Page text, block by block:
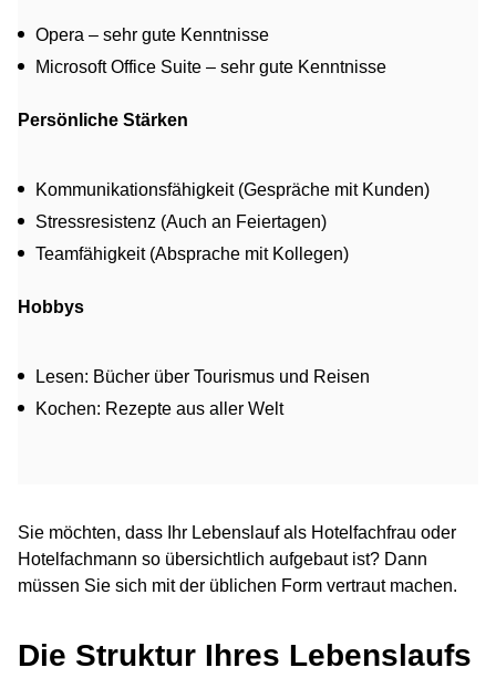
Opera – sehr gute Kenntnisse
Microsoft Office Suite – sehr gute Kenntnisse
Persönliche Stärken
Kommunikationsfähigkeit (Gespräche mit Kunden)
Stressresistenz (Auch an Feiertagen)
Teamfähigkeit (Absprache mit Kollegen)
Hobbys
Lesen: Bücher über Tourismus und Reisen
Kochen: Rezepte aus aller Welt
Sie möchten, dass Ihr Lebenslauf als Hotelfachfrau oder
Hotelfachmann so übersichtlich aufgebaut ist? Dann
müssen Sie sich mit der üblichen Form vertraut machen.
Die Struktur Ihres Lebenslaufs